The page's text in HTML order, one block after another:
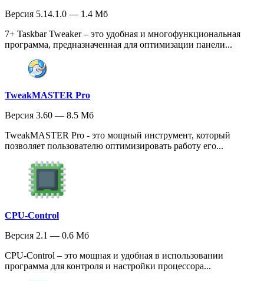
Версия 5.14.1.0 — 1.4 Мб
7+ Taskbar Tweaker – это удобная и многофункциональная
программа, предназначенная для оптимизации панели...
TweakMASTER Pro
Версия 3.60 — 8.5 Мб
TweakMASTER Pro - это мощный инструмент, который
позволяет пользователю оптимизировать работу его...
CPU-Control
Версия 2.1 — 0.6 Мб
CPU-Control – это мощная и удобная в использовании
программа для контроля и настройки процессора...